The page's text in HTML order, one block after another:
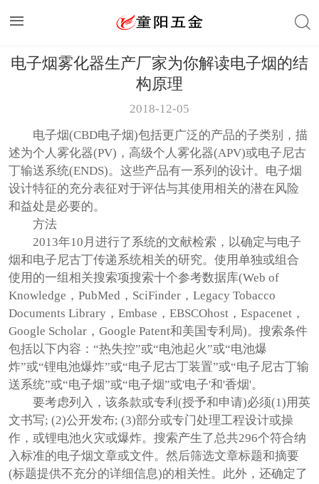
电子烟雾化器生产厂家为你解读电子烟的结
构原理
2018-12-05
电子烟(CBD电子烟)包括更广泛的产品的子类别，描
述为个人雾化器(PV)，高级个人雾化器(APV)或电子尼古
丁输送系统(ENDS)。这些产品有一系列的设计。电子烟
设计特征的充分表征对于评估与其使用相关的潜在风险
和益处是必要的。
方法
2013年10月进行了系统的文献检索，以确定与电子
烟和电子尼古丁传递系统相关的研究。使用单独或组合
使用的一组相关搜索项搜索十个参考数据库(Web of
Knowledge，PubMed，SciFinder，Legacy Tobacco
Documents Library，Embase，EBSCOhost，Espacenet，
Google Scholar，Google Patent和美国专利局)。搜索条件
包括以下内容：“热失控”或“电池起火”或“电池爆
炸”或“锂电池爆炸”或“电子尼古丁装置”或“电子尼古丁输
送系统”或“电子烟”或“电子烟”或'电子'和'香烟'。
要考虑列入，该条款或专利(授予和申请)必须(1)用英
文书写; (2)公开发布; (3)部分或专门处理工程设计或操
作，或锂电池火灾或爆炸。搜索产生了总共296个符合纳
入标准的电子烟文章或文件。然后筛选文章标题和摘要
(标题提供不充分的详细信息)的相关性。此外，还确定了